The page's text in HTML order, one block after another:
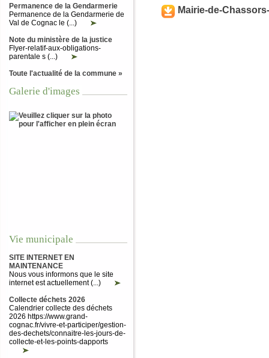
Permanence de la Gendarmerie
Permanence de la Gendarmerie de
Val de Cognac le (...)
Note du ministère de la justice
Flyer-relatif-aux-obligations-
parentale s (...)
Toute l'actualité de la commune »
Galerie d'images
Vie municipale
SITE INTERNET EN
MAINTENANCE
Nous vous informons que le site
internet est actuellement (...)
Collecte déchets 2026
Calendrier collecte des déchets
2026 https://www.grand-
cognac.fr/vivre-et-participer/gestion-
des-dechets/connaitre-les-jours-de-
collecte-et-les-points-dapports
Mairie-de-